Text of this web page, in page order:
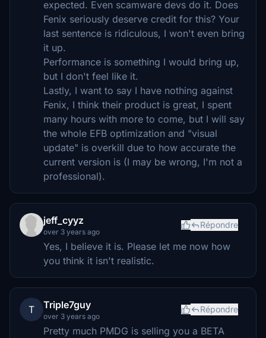
expected. Even scamware devs do it. Does
Fenix seriously deserve credit for this? Your
last sentence is ridiculous, I won't even bring
it up.
Performance is something I would bring up,
but I don't feel like it.
Lastly, I want to say I have nothing against
Fenix, I think their product is great, I spent
many hours with more to come, but I will say
the whole EFB optimization and "visual
update" is overkill due to how accurate the
current version is (I may be wrong, I'm not a
professional).
jeff_cyyz
over 3 years ago
Répondre
Yes, I believe it is. Please let me now how
you think it isn't realistic.
T Triple7guy
over 3 years ago
Répondre
Pretty much PMDG is selling you a BETA